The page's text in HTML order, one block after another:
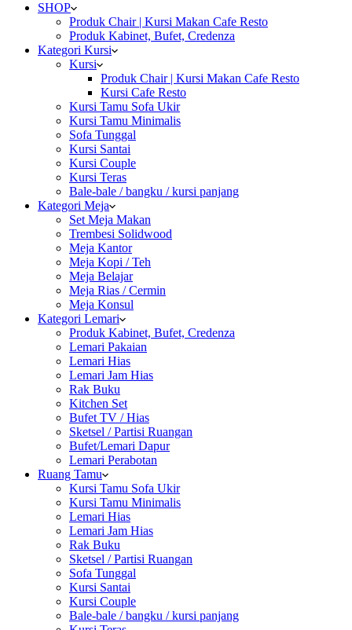
SHOP
Produk Chair | Kursi Makan Cafe Resto
Produk Kabinet, Bufet, Credenza
Kategori Kursi
Kursi
Produk Chair | Kursi Makan Cafe Resto
Kursi Cafe Resto
Kursi Tamu Sofa Ukir
Kursi Tamu Minimalis
Sofa Tunggal
Kursi Santai
Kursi Couple
Kursi Teras
Bale-bale / bangku / kursi panjang
Kategori Meja
Set Meja Makan
Trembesi Solidwood
Meja Kantor
Meja Kopi / Teh
Meja Belajar
Meja Rias / Cermin
Meja Konsul
Kategori Lemari
Produk Kabinet, Bufet, Credenza
Lemari Pakaian
Lemari Hias
Lemari Jam Hias
Rak Buku
Kitchen Set
Bufet TV / Hias
Sketsel / Partisi Ruangan
Bufet/Lemari Dapur
Lemari Perabotan
Ruang Tamu
Kursi Tamu Sofa Ukir
Kursi Tamu Minimalis
Lemari Hias
Lemari Jam Hias
Rak Buku
Sketsel / Partisi Ruangan
Sofa Tunggal
Kursi Santai
Kursi Couple
Bale-bale / bangku / kursi panjang